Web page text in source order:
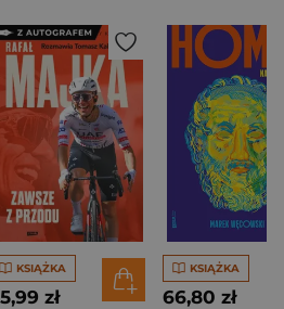
KSIĄŻKA
zł
KSIĄŻKA
66,80 zł